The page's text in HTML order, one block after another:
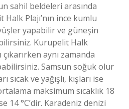
sahil beldeleri arasında
Plajı’nın ince kumlu
yapabilir ve güneşin
Kurupelit Halk
çıkarırken aynı zamanda
Samsun soğuk olur
sıcak ve yağışlı, kışları ise
ortalama maksimum sıcaklık 18
14 °C’dir. Karadeniz denizi